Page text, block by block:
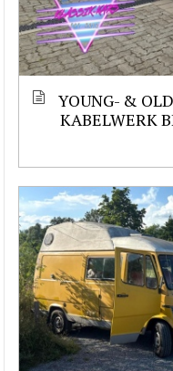
YOUNG- &
KABELWERK